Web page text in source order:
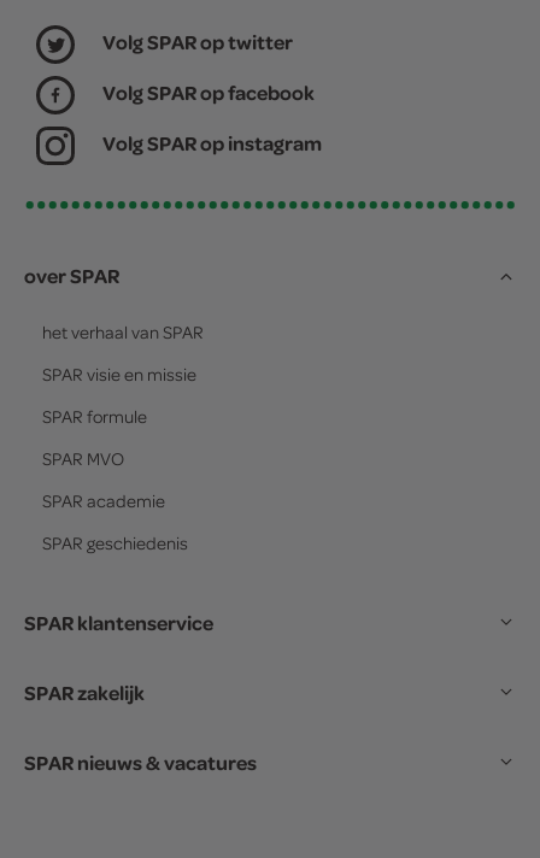
Volg SPAR op twitter
Volg SPAR op facebook
Volg SPAR op instagram
over SPAR
het verhaal van SPAR
SPAR visie en missie
SPAR formule
SPAR MVO
SPAR academie
SPAR geschiedenis
SPAR klantenservice
SPAR zakelijk
SPAR nieuws & vacatures